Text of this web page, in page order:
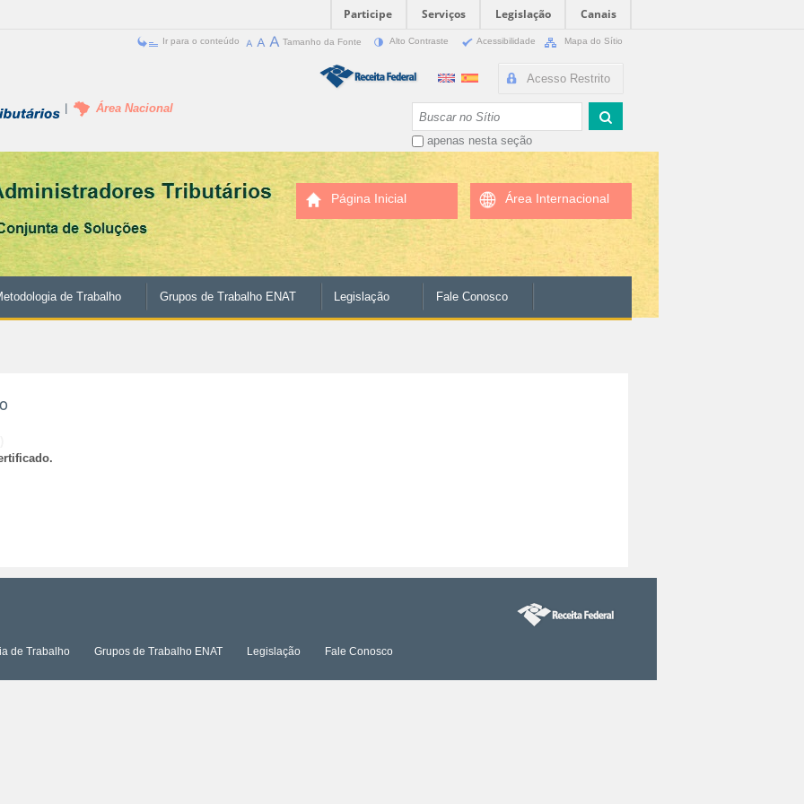
Participe Serviços Legislação
Canais
Ir para o conteúdo Tamanho da Fonte Alto Contraste Acessibilidade Mapa do Sítio
Acesso Restrito
apenas nesta seção
Área Nacional
Página Inicial Área Internacional
de Trabalho Grupos de Trabalho ENAT Legislação Fale Conosco
de Trabalho Grupos de Trabalho ENAT Legislação Fale Conosco